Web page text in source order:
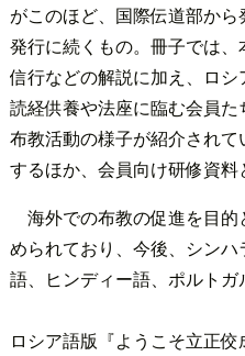
がこのほど、国際伝道部か
発行に続くもの。冊子では
信行などの解説に加え、ロ
読経供養や法座に臨む会員
布教活動の様子が紹介され
するほか、会員向け研修資料
海外での布教の促進を目
められており、今後、シン
語、ヒンディー語、ポルトガ
ロシア語版『ようこそ立正佼